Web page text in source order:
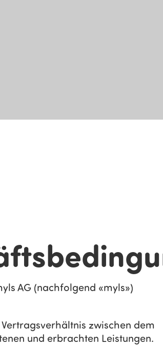
AG (nachfolgend «myls»)
zwischen dem
und erbrachten Leistungen.